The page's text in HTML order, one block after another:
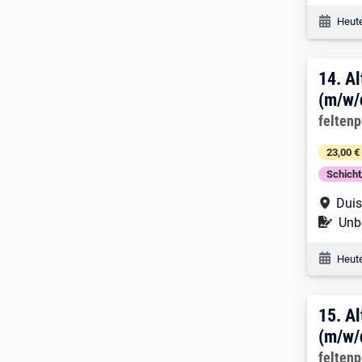
14.
14.
(m/
23,00
15.
15.
(m/